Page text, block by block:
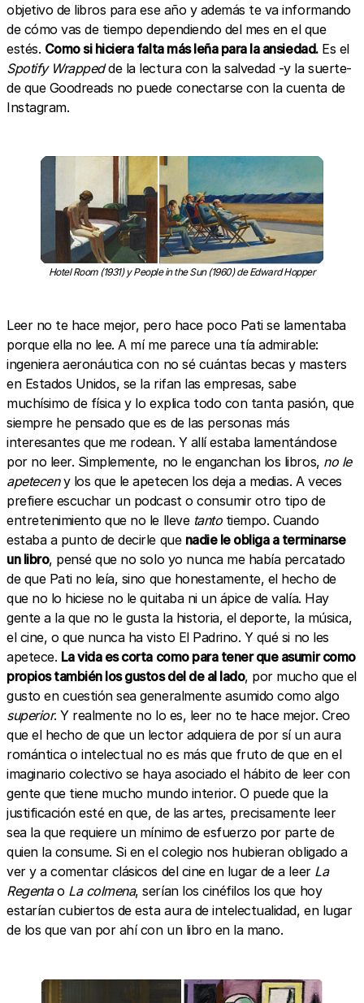
objetivo de libros para ese año y además te va informando
de cómo vas de tiempo dependiendo del mes en el que
estés. Como si hiciera falta más leña para la ansiedad.Es el
Spotify Wrappedde la lectura con la salvedad -y la suerte-
de que Goodreads no puede conectarse con la cuenta de
Instagram.
Hotel Room (1931) y People in the Sun (1960) de Edward Hopper
Leer no te hace mejor, pero hace poco Pati se lamentaba
porque ella no lee. A mí me parece una tía admirable:
ingeniera aeronáutica con no sé cuántas becas y masters
en Estados Unidos, se la rifan las empresas, sabe
muchísimo de física y lo explica todo con tanta pasión, que
siempre he pensado que es de las personas más
interesantes que me rodean. Y allí estaba lamentándose
por no leer. Simplemente, no le enganchan los libros, no le
apeteceny los que le apetecen los deja a medias. A veces
prefiere escuchar un podcast o consumir otro tipo de
entretenimiento que no le lleve tantotiempo. Cuando
estaba a punto de decirle que nadie le obliga a terminarse
un libro, pensé que no solo yo nunca me había percatado
de que Pati no leía, sino que honestamente, el hecho de
que no lo hiciese no le quitaba ni un ápice de valía. Hay
gente a la que no le gusta la historia, el deporte, la música,
el cine, o que nunca ha visto El Padrino. Y qué si no les
apetece. La vida es corta como para tener que asumir como
propios también los gustos del de al lado, por mucho que el
gusto en cuestión sea generalmente asumido como algo
superior. Y realmente no lo es, leer no te hace mejor. Creo
que el hecho de que un lector adquiera de por sí un aura
romántica o intelectual no es más que fruto de que en el
imaginario colectivo se haya asociado el hábito de leer con
gente que tiene mucho mundo interior. O puede que la
justificación esté en que, de las artes, precisamente leer
sea la que requiere un mínimo de esfuerzo por parte de
quien la consume. Si en el colegio nos hubieran obligado a
ver y a comentar clásicos del cine en lugar de a leer La
Regentao La colmena, serían los cinéfilos los que hoy
estarían cubiertos de esta aura de intelectualidad, en lugar
de los que van por ahí con un libro en la mano.